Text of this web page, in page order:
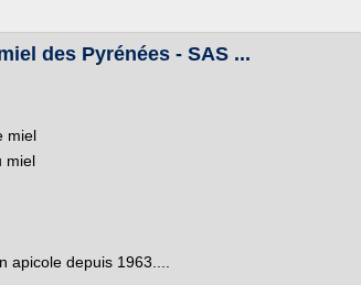
des Pyrénées - SAS ...
miel
miel
apicole depuis 1963....